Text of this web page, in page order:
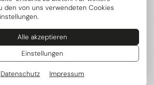
den von uns verwendeten Cookies
Alle akzeptieren
Einstellungen
Datenschutz Impressum
den Bedarf anpassen und später
serienmässig integrierter aktiver
Serienstart Weitere Modelle